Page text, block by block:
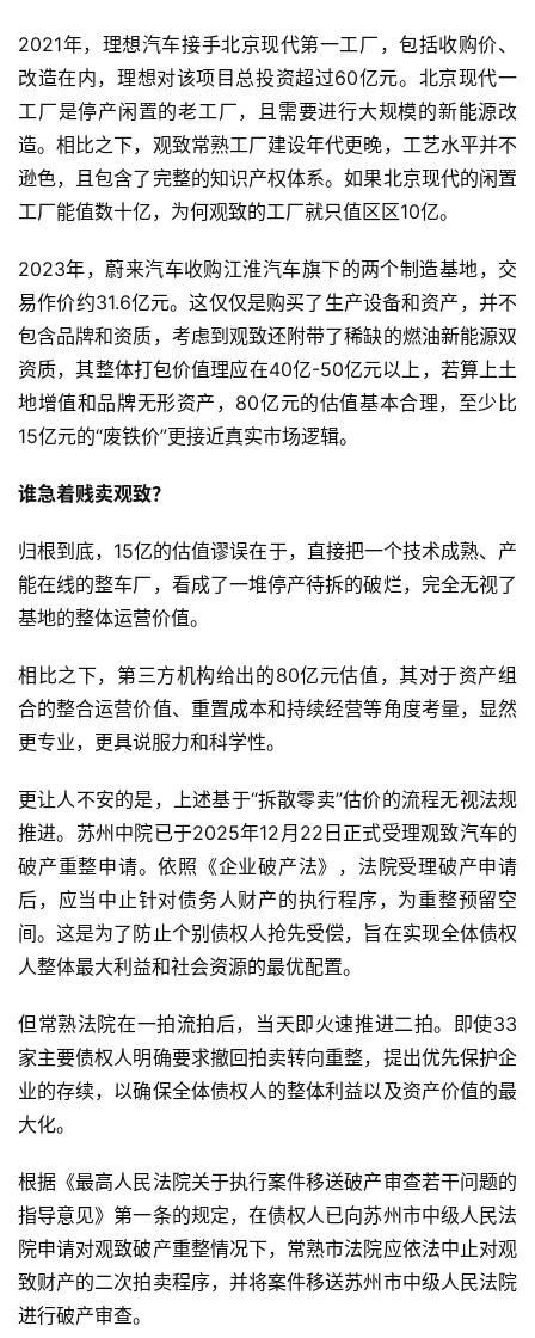
2021年，理想汽车接手北京现代第一工厂，包括收购价、
改造在内，理想对该项目总投资超过60亿元。北京现代一
工厂是停产闲置的老工厂，且需要进行大规模的新能源改
造。相比之下，观致常熟工厂建设年代更晚，工艺水平并不
逊色，且包含了完整的知识产权体系。如果北京现代的闲置
工厂能值数十亿，为何观致的工厂就只值区区10亿。
2023年，蔚来汽车收购江淮汽车旗下的两个制造基地，交
易作价约31.6亿元。这仅仅是购买了生产设备和资产，并不
包含品牌和资质，考虑到观致还附带了稀缺的燃油新能源双
资质，其整体打包价值理应在40亿-50亿元以上，若算上土
地增值和品牌无形资产，80亿元的估值基本合理，至少比
15亿元的“废铁价”更接近真实市场逻辑。
谁急着贱卖观致？
归根到底，15亿的估值谬误在于，直接把一个技术成熟、产
能在线的整车厂，看成了一堆停产待拆的破烂，完全无视了
基地的整体运营价值。
相比之下，第三方机构给出的80亿元估值，其对于资产组
合的整合运营价值、重置成本和持续经营等角度考量，显然
更专业，更具说服力和科学性。
更让人不安的是，上述基于“拆散零卖”估价的流程无视法规
推进。苏州中院已于2025年12月22日正式受理观致汽车的
破产重整申请。依照《企业破产法》，法院受理破产申请
后，应当中止针对债务人财产的执行程序，为重整预留空
间。这是为了防止个别债权人抢先受偿，旨在实现全体债权
人整体最大利益和社会资源的最优配置。
但常熟法院在一拍流拍后，当天即火速推进二拍。即使33
家主要债权人明确要求撤回拍卖转向重整，提出优先保护企
业的存续，以确保全体债权人的整体利益以及资产价值的最
大化。
根据《最高人民法院关于执行案件移送破产审查若干问题的
指导意见》第一条的规定，在债权人已向苏州市中级人民法
院申请对观致破产重整情况下，常熟市法院应依法中止对观
致财产的二次拍卖程序，并将案件移送苏州市中级人民法院
进行破产审查。